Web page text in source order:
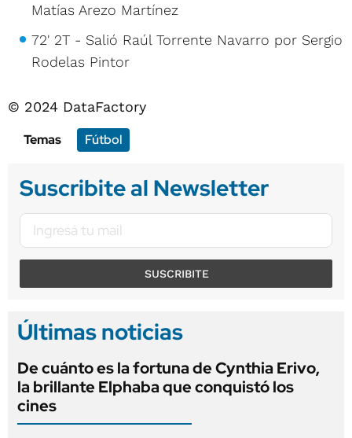
Matías Arezo Martínez
72' 2T - Salió Raúl Torrente Navarro por Sergio
Rodelas Pintor
© 2024 DataFactory
Temas
Fútbol
Suscribite al Newsletter
SUSCRIBITE
Últimas noticias
De cuánto es la fortuna de Cynthia Erivo,
la brillante Elphaba que conquistó los
cines